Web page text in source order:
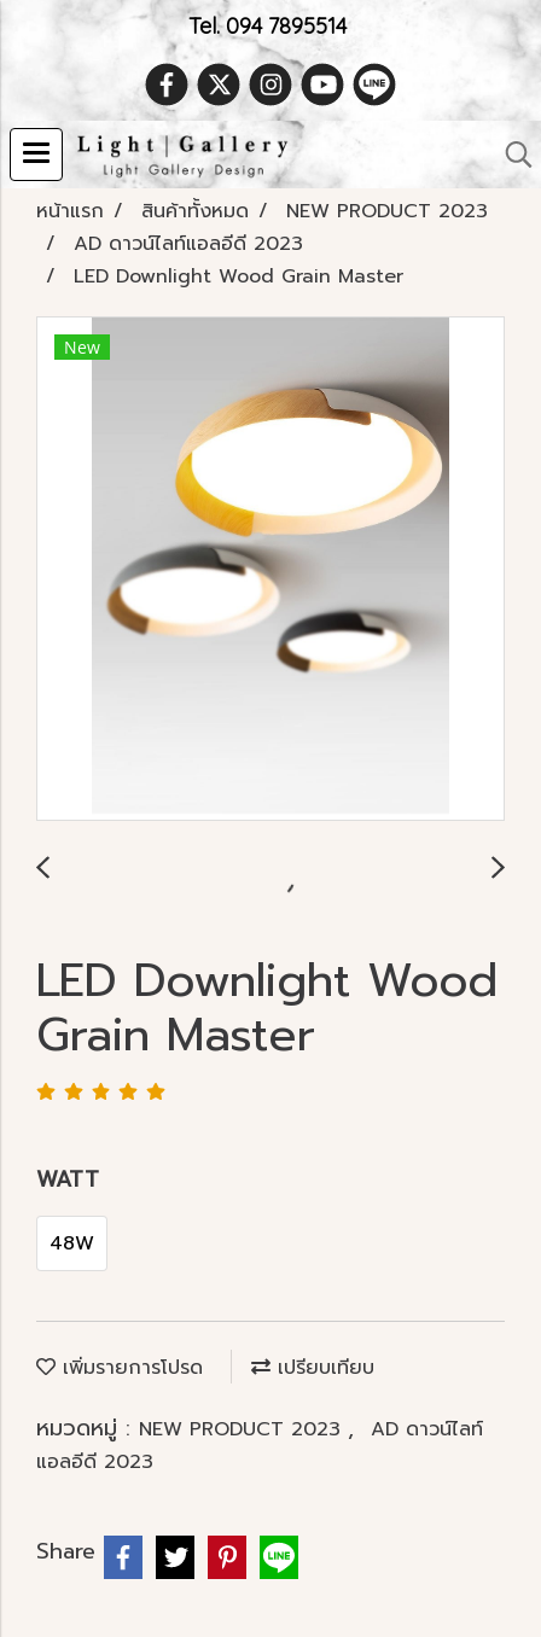
Tel. 094 7895514
หน้าแรก สินค้าทั้งหมด
NEW PRODUCT 2023
AD ดาวน์ไลท์แอลอีดี 2023
LED Downlight Wood Grain Master
New
LED Downlight Wood
Grain Master
WATT
48W
เพิ่มรายการโปรด เปรียบเทียบ
หมวดหมู่ : NEW PRODUCT 2023 ,
AD ดาวน์ไลท์
แอลอีดี 2023
Share